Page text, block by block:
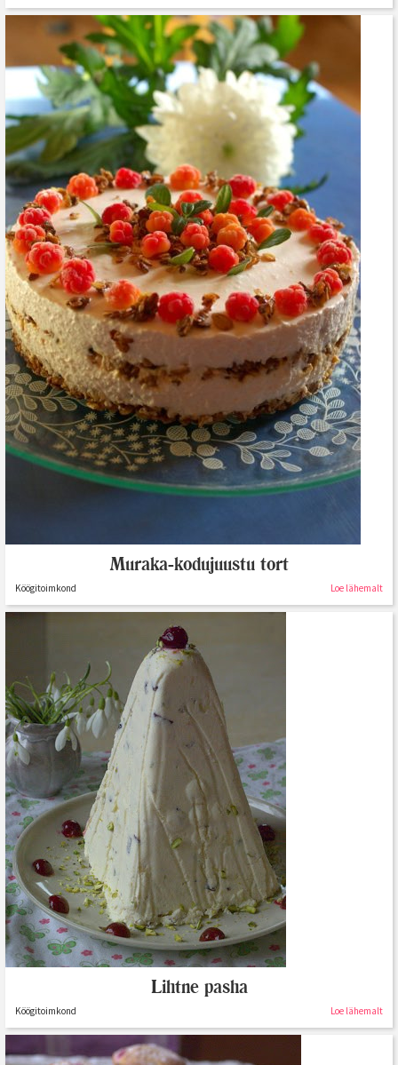
Muraka-kodujuustu tort
Köögitoimkond Loe lähemalt
Lihtne pasha
Köögitoimkond Loe lähemalt